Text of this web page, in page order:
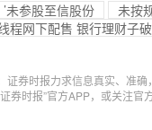
未参股至信股份
未按
程网下配售 银行理财子
证券时报力求信息真实、准
券时报”官方APP，或关注官